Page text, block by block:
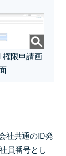
権限申請画
社共通のID発
員番号とし